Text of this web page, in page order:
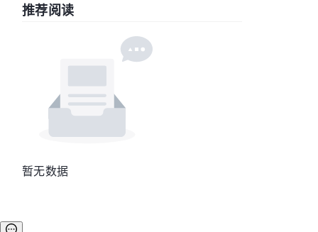
推荐阅读
暂无数据